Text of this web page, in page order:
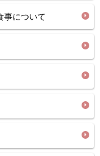
事について